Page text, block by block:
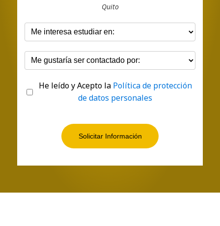
Quito
He leído y Acepto la Política de protección
de datos personales